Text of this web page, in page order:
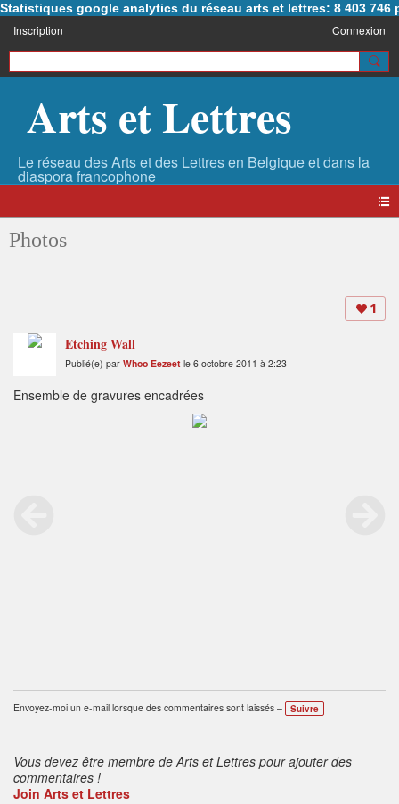
Statistiques google analytics du réseau arts et lettres: 8 403 746
Inscription Connexion
Arts et Lettres
Photos
1
Etching Wall
Publié(e) par Whoo Eezeet le 6 octobre 2011 à 2:23
Ensemble de gravures encadrées
Envoyez-moi un e-mail lorsque des commentaires sont laissés – Suivre
Vous devez être membre de Arts et Lettres pour ajouter des
commentaires !
Join Arts et Lettres